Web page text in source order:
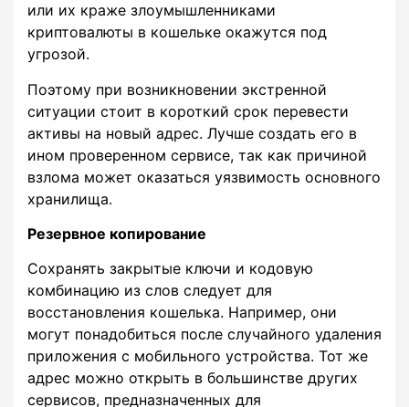
или их краже злоумышленниками
криптовалюты в кошельке окажутся под
угрозой.
Поэтому при возникновении экстренной
ситуации стоит в короткий срок перевести
активы на новый адрес. Лучше создать его в
ином проверенном сервисе, так как причиной
взлома может оказаться уязвимость основного
хранилища.
Резервное копирование
Сохранять закрытые ключи и кодовую
комбинацию из слов следует для
восстановления кошелька. Например, они
могут понадобиться после случайного удаления
приложения с мобильного устройства. Тот же
адрес можно открыть в большинстве других
сервисов, предназначенных для